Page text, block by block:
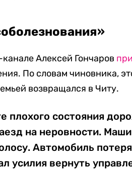
Алексей Гончаров
По словам чиновника,
возвращался в Читу.
плохого состояния
на неровности.
Автомобиль
усилия вернуть